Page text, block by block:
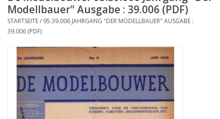
Holzbau
Landschaft
Maschinen
Dokumentation
Zeitschriften
Modellbauer" Ausgabe : 39.006 (PDF)
STARTSEITE/ 95.39.006 JAHRGANG "DER MODELLBAUER" AUSGABE :
39.006 (PDF)